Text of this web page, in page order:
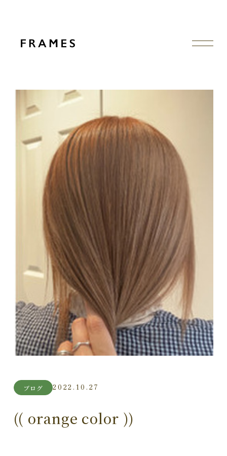
ブログ 2022.10.27
(( orange color ))